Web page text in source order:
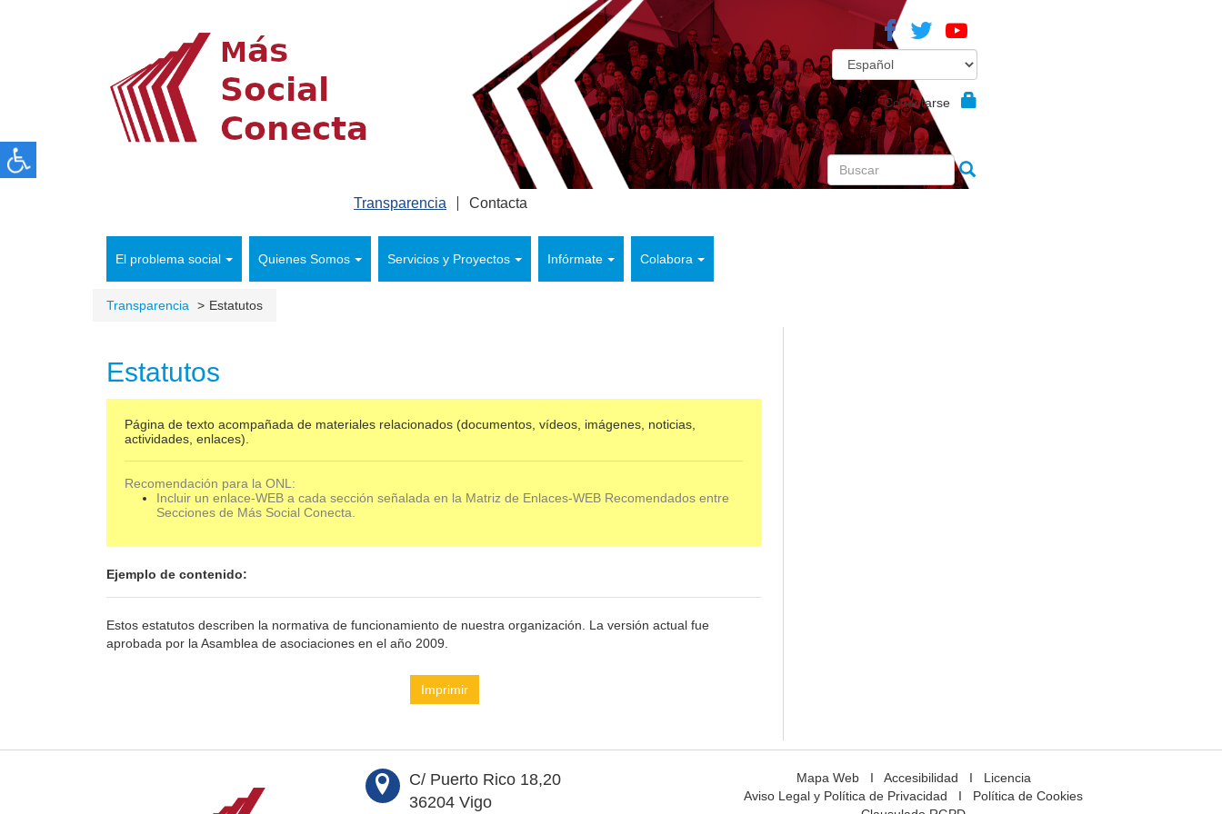
Conectarse
El problema social Quienes Somos Servicios y Proyectos Infórmate Colabora
Transparencia Contacta
Transparencia Estatutos
Estatutos
Página de texto acompañada de materiales relacionados (documentos, vídeos, imágenes, noticias,
actividades, enlaces).
Recomendación para la ONL:
Incluir un enlace-WEB a cada sección señalada en la Matriz de Enlaces-WEB Recomendados entre
Secciones de Más Social Conecta.
Ejemplo de contenido:
Estos estatutos describen la normativa de funcionamiento de nuestra organización. La versión actual fue
aprobada por la Asamblea de asociaciones en el año 2009.
Imprimir
C/ Puerto Rico 18,20
36204 Vigo
Mapa WebI Accesibilidad I Licencia
Aviso Legal y Política de Privacidad I Política de Cookies